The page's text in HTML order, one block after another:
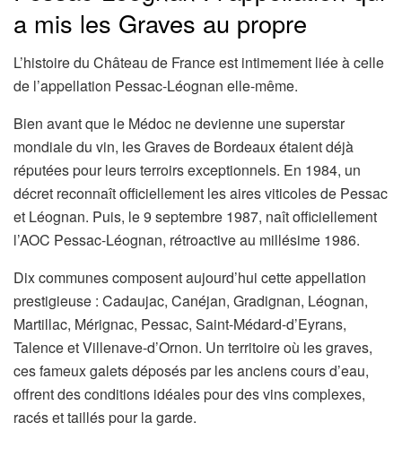
a mis les Graves au propre
L’histoire du Château de France est intimement liée à celle
de l’appellation Pessac-Léognan elle-même.
Bien avant que le Médoc ne devienne une superstar
mondiale du vin, les Graves de Bordeaux étaient déjà
réputées pour leurs terroirs exceptionnels. En 1984, un
décret reconnaît officiellement les aires viticoles de Pessac
et Léognan. Puis, le 9 septembre 1987, naît officiellement
l’AOC Pessac-Léognan, rétroactive au millésime 1986.
Dix communes composent aujourd’hui cette appellation
prestigieuse : Cadaujac, Canéjan, Gradignan, Léognan,
Martillac, Mérignac, Pessac, Saint-Médard-d’Eyrans,
Talence et Villenave-d’Ornon. Un territoire où les graves,
ces fameux galets déposés par les anciens cours d’eau,
offrent des conditions idéales pour des vins complexes,
racés et taillés pour la garde.